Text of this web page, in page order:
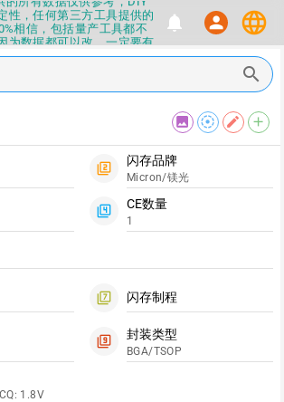
性，任何第三方工具提供的
相信，包括量产工具都不
为数据都可以改，一定要有
要随大流
错误，或者存在误导，欢
更新技术规格和量产工具标
丝滑，快点击下载吧
乱下载量产工具，过分了
一段时间才能恢复
的所有数据仅供参考，DIY
性，任何第三方工具提供的
相信，包括量产工具都不
为数据都可以改，一定要有
要随大流
有错误，或者存在误导，欢
尽量维护最正确的
更新技术规格和量产工具标
丝滑，快点击下载吧
notifications person language
search
image filter_tilt_shift edit add
filter_2
闪存品牌
Micron/镁光
filter_4
CE数量
1
filter_7 闪存制程
filter_9
封装类型
BGA/TSOP
1.8V